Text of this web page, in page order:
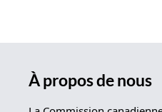
À propos de nous